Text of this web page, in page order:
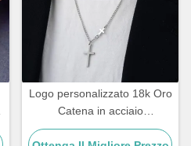
Logo personalizzato 18k Oro
Catena in acciaio
inossidabile Uomini Gioielli